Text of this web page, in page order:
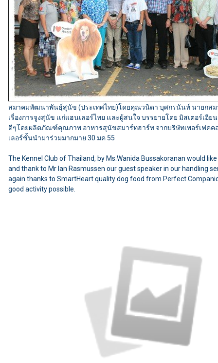
สมาคมพัฒนาพันธุ์สุนัข (ประเทศไทย)โดยคุณวนิดา บุศกรนันท์ นายกส
เรื่องการจูงสุนัข เเก่แฮนเลอร์ไทย เเละผู้สนใจ บรรยายโดย มิสเตอร์เ
ดีๆโดยผลิตภัณฑ์คุณภาพ อาหารสุนัขสมาร์ทฮาร์ท จากบริษัทเพอร์เฟคค
เลอร์ชั้นนำมาร่วมมากมาย 30 มค 55
The Kennel Club of Thailand, by Ms.Wanida Bussakoranan would
and thank to Mr Ian Rasmussen our guest speaker in our handling
again thanks to SmartHeart quality dog food from Perfect
good activity possible.